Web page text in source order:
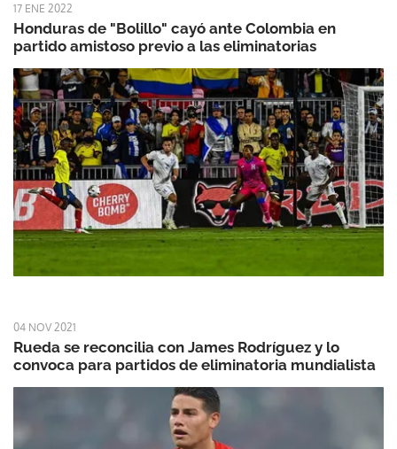
17 ENE 2022
Honduras de "Bolillo" cayó ante Colombia en
partido amistoso previo a las eliminatorias
04 NOV 2021
Rueda se reconcilia con James Rodríguez y lo
convoca para partidos de eliminatoria mundialista